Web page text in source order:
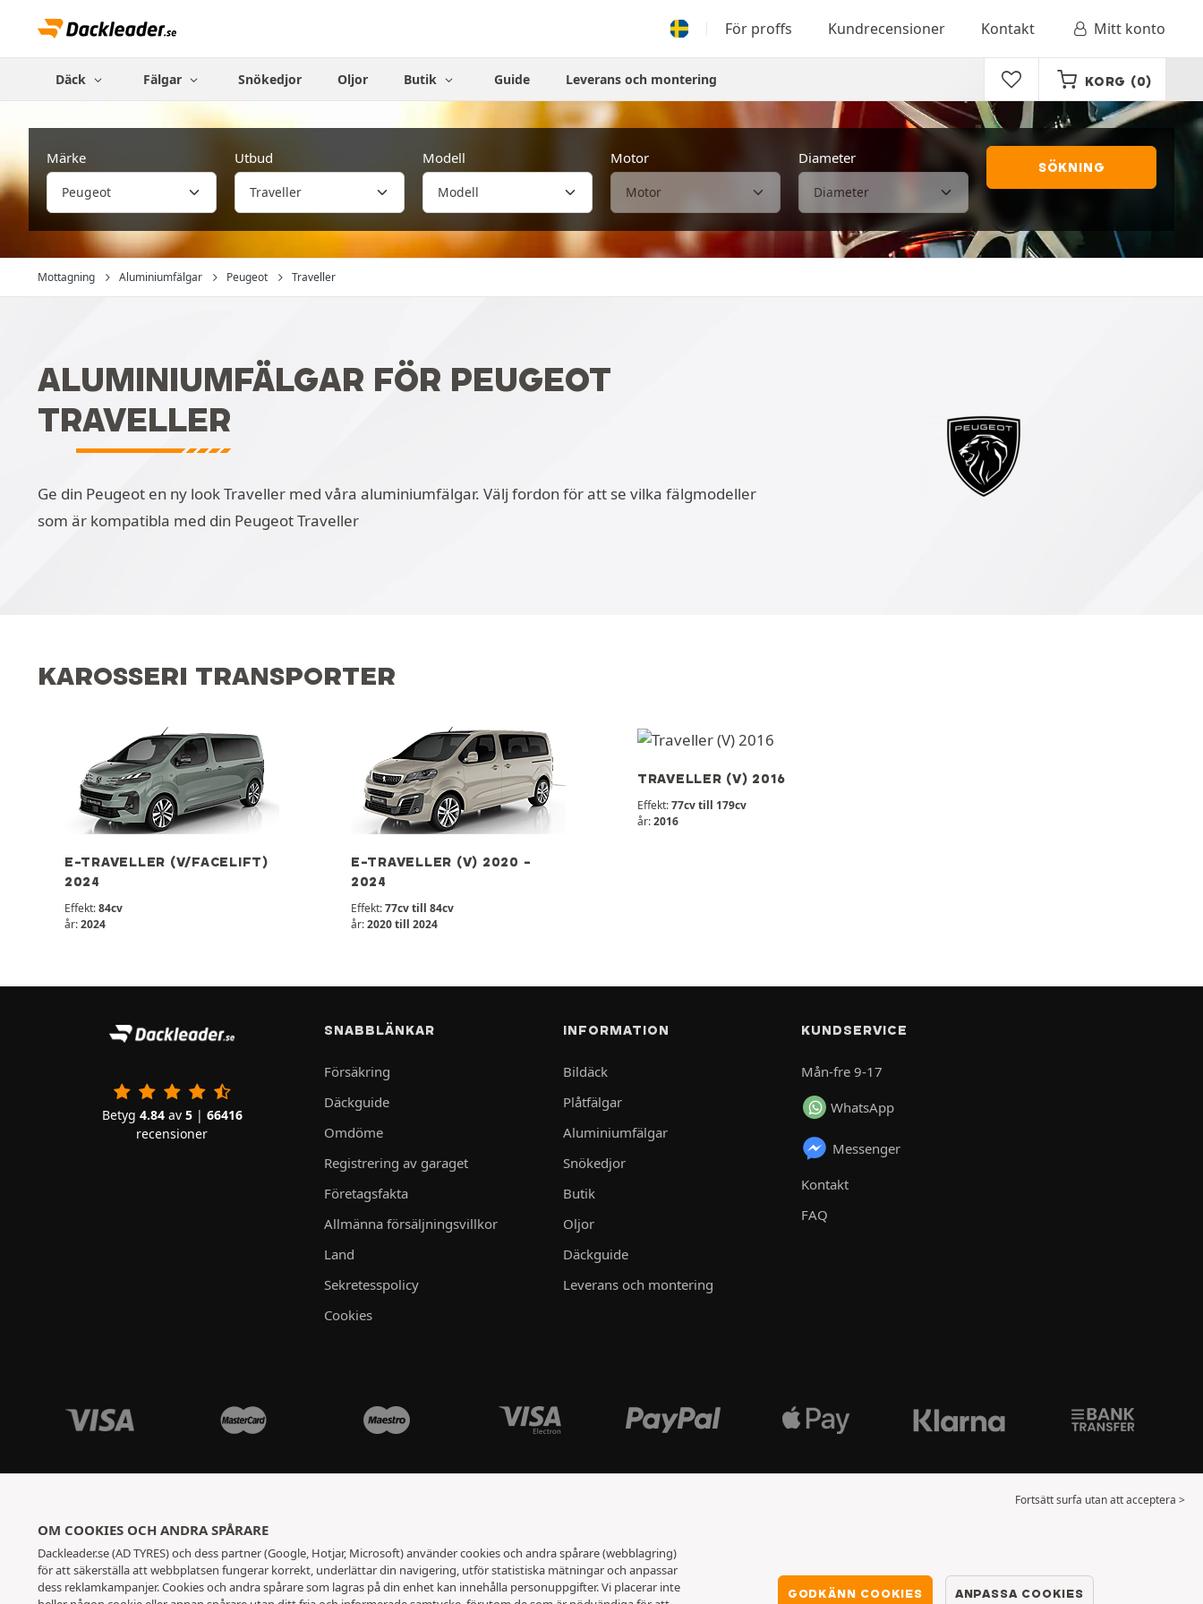
För proffs Kundrecensioner Kontakt Mitt konto
Däck Fälgar Snökedjor Oljor Butik Guide Leverans och montering KORG (0)
Märke Utbud Modell Motor Diameter
SÖKNING
Mottagning Aluminiumfälgar Peugeot Traveller
ALUMINIUMFÄLGAR FÖR PEUGEOT
TRAVELLER
Ge din Peugeot en ny look Traveller med våra aluminiumfälgar. Välj fordon för att se vilka fälgmodeller
som är kompatibla med din Peugeot Traveller
KAROSSERI TRANSPORTER
E-TRAVELLER (V/FACELIFT)
2024
Effekt:84cv
år:2024
E-TRAVELLER (V) 2020 -
2024
Effekt:77cv till 84cv
år:2020 till 2024
TRAVELLER (V) 2016
Effekt:77cv till 179cv
år:2016
Betyg 4.84av 5| 66416
recensioner
SNABBLÄNKAR
Försäkring
Däckguide
Omdöme
Registrering av garaget
Företagsfakta
Allmänna försäljningsvillkor
Land
Sekretesspolicy
Cookies
INFORMATION
Bildäck
Plåtfälgar
Aluminiumfälgar
Snökedjor
Butik
Oljor
Däckguide
Leverans och montering
KUNDSERVICE
Mån-fre 9-17
WhatsApp
Messenger
Kontakt
FAQ
Fortsätt surfa utan att acceptera >
OM COOKIES OCH ANDRA SPÅRARE
Dackleader.se (AD TYRES) och dess partner (Google, Hotjar, Microsoft) använder cookies och andra spårare (webblagring)
för att säkerställa att webbplatsen fungerar korrekt, underlättar din navigering, utför statistiska mätningar och anpassar
dess reklamkampanjer. Cookies och andra spårare som lagras på din enhet kan innehålla personuppgifter. Vi placerar inte
GODKÄNN COOKIES ANPASSA COOKIES